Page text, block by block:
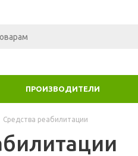
ПРОИЗВОДИТЕЛИ
Средства реабилитации